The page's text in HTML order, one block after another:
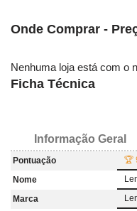
Onde Comprar -
Nenhuma loja está com o
Ficha Técnica
Informação Geral
Pontuação
🏆
Nome
Marca